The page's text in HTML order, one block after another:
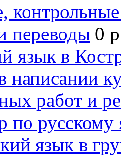
переводы 0
язык в
написании
работ и
по русскому
язык в